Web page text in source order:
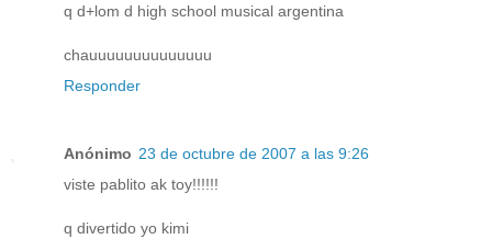
q d+lom d high school musical argentina
chauuuuuuuuuuuuuu
Responder
Anónimo 23 de octubre de 2007 a las 9:26
viste pablito ak toy!!!!!!
q divertido yo kimi